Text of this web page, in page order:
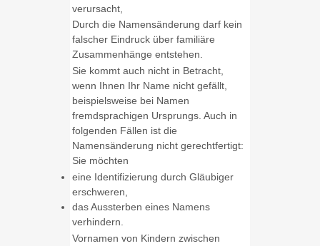
verursacht,
Durch die Namensänderung darf kein
falscher Eindruck über familiäre
Zusammenhänge entstehen.
Sie kommt auch nicht in Betracht,
wenn Ihnen Ihr Name nicht gefällt,
beispielsweise bei Namen
fremdsprachigen Ursprungs. Auch in
folgenden Fällen ist die
Namensänderung nicht gerechtfertigt:
Sie möchten
eine Identifizierung durch Gläubiger
erschweren,
das Aussterben eines Namens
verhindern.
Vornamen von Kindern zwischen